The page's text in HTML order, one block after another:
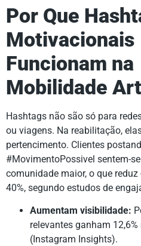
Por Que
Motivacionais
Funcionam na
Mobilidade
Hashtags não são só para
ou viagens. Na reabilitação,
pertencimento. Clientes
#MovimentoPossivel sentem-
comunidade maior, o que
40%, segundo estudos de
Aumentam visibilidade:
relevantes ganham
(Instagram Insights).